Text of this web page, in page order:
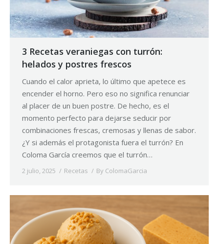
3 Recetas veraniegas con turrón:
helados y postres frescos
Cuando el calor aprieta, lo último que apetece es
encender el horno. Pero eso no significa renunciar
al placer de un buen postre. De hecho, es el
momento perfecto para dejarse seducir por
combinaciones frescas, cremosas y llenas de sabor.
¿Y si además el protagonista fuera el turrón? En
Coloma García creemos que el turrón…
2 julio, 2025 Recetas By ColomaGarcia